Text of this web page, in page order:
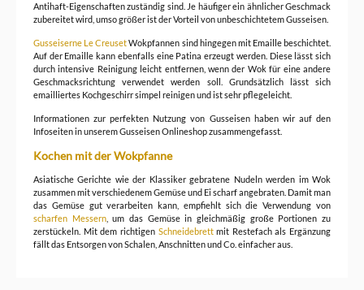
Antihaft-Eigenschaften zuständig sind. Je häufiger ein ähnlicher Geschmack
zubereitet wird, umso größer ist der Vorteil von unbeschichtetem Gusseisen.
Gusseiserne Le CreusetWokpfannen sind hingegen mit Emaille beschichtet.
Auf der Emaille kann ebenfalls eine Patina erzeugt werden. Diese lässt sich
durch intensive Reinigung leicht entfernen, wenn der Wok für eine andere
Geschmacksrichtung verwendet werden soll. Grundsätzlich lässt sich
emailliertes Kochgeschirr simpel reinigen und ist sehr pflegeleicht.
Informationen zur perfekten Nutzung von Gusseisen haben wir auf den
Infoseiten in unserem Gusseisen Onlineshop zusammengefasst.
Kochen mit der Wokpfanne
Asiatische Gerichte wie der Klassiker gebratene Nudeln werden im Wok
zusammen mit verschiedenem Gemüse und Ei scharf angebraten. Damit man
das Gemüse gut verarbeiten kann, empfiehlt sich die Verwendung von
scharfen Messern, um das Gemüse in gleichmäßig große Portionen zu
zerstückeln. Mit dem richtigen Schneidebrettmit Restefach als Ergänzung
fällt das Entsorgen von Schalen, Anschnitten und Co. einfacher aus.